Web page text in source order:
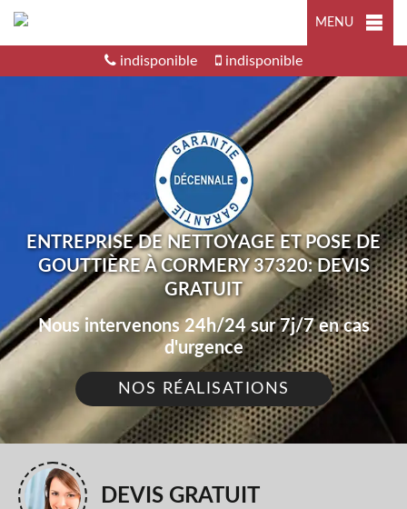
MENU
indisponible indisponible
ENTREPRISE DE NETTOYAGE ET POSE DE
GOUTTIÈRE À CORMERY 37320: DEVIS
GRATUIT
Nous intervenons 24h/24 sur 7j/7 en cas
d'urgence
NOS RÉALISATIONS
DEVIS GRATUIT